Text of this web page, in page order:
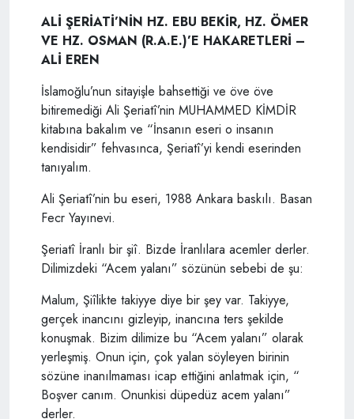
ALİ ŞERİATİ’NİN HZ. EBU BEKİR, HZ. ÖMER
VE HZ. OSMAN (R.A.E.)’E HAKARETLERİ –
ALİ EREN
İslamoğlu’nun sitayişle bahsettiği ve öve öve
bitiremediği Ali Şeriatî’nin MUHAMMED KİMDİR
kitabına bakalım ve “İnsanın eseri o insanın
kendisidir” fehvasınca, Şeriatî’yi kendi eserinden
tanıyalım.
Ali Şeriatî’nin bu eseri, 1988 Ankara baskılı. Basan
Fecr Yayınevi.
Şeriatî İranlı bir şiî. Bizde İranlılara acemler derler.
Dilimizdeki “Acem yalanı” sözünün sebebi de şu:
Malum, Şiîlikte takiyye diye bir şey var. Takiyye,
gerçek inancını gizleyip, inancına ters şekilde
konuşmak. Bizim dilimize bu “Acem yalanı” olarak
yerleşmiş. Onun için, çok yalan söyleyen birinin
sözüne inanılmaması icap ettiğini anlatmak için, “
Boşver canım. Onunkisi düpedüz acem yalanı”
derler.